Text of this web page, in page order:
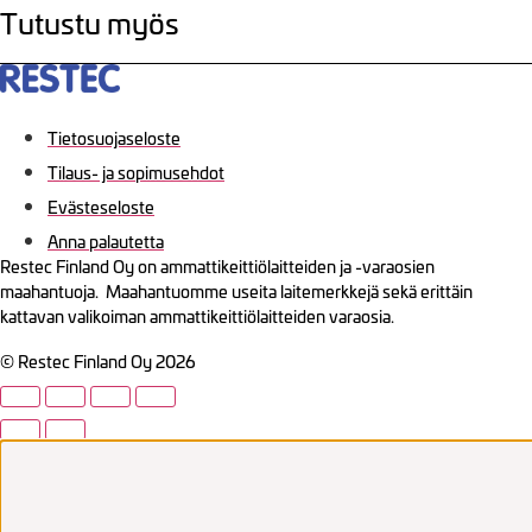
Tutustu myös
Tietosuojaseloste
Tilaus- ja sopimusehdot
Evästeseloste
Anna palautetta
Restec Finland Oy on ammattikeittiölaitteiden ja -varaosien
maahantuoja. Maahantuomme useita laitemerkkejä sekä erittäin
kattavan valikoiman ammattikeittiölaitteiden varaosia.
© Restec Finland Oy 2026